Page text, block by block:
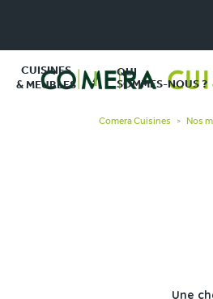
CUISINES
& MEUBLES
QUI
SOMMES-NOUS ?
Comera Cuisines > Nos
Une